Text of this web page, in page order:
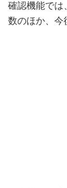
確認機能では
数のほか、今